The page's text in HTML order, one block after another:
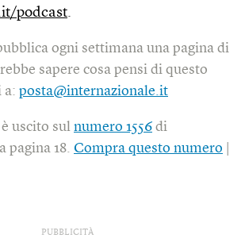
podcast.
ogni settimana una pagina di
sapere cosa pensi di questo
a: posta@internazionale.it
uscito sul numero 1556 di
pagina 18. Compra questo numero
PUBBLICITÀ